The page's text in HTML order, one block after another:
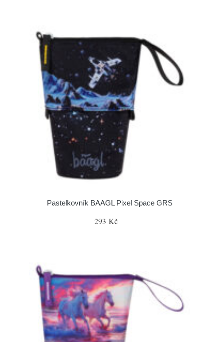
Pastelkovník BAAGL Pixel Space GRS
293 Kč